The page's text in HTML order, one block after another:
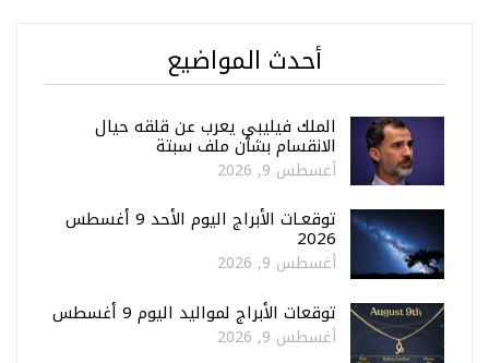
أحدث المواضيع
الملك فيليبي يعرب عن قلقه حيال
الانقسام بشأن ملف سبتة
أغسطس 9, 2026
توقعـات الأبراج اليوم الأحد 9 أغسطس
2026
أغسطس 9, 2026
توقعات الأبراج لمواليد اليوم 9 أغسطس
أغسطس 9, 2026